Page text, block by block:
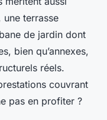
terrasse
de jardin dont
bien qu’annexes,
réels.
couvrant
pas en profiter ?